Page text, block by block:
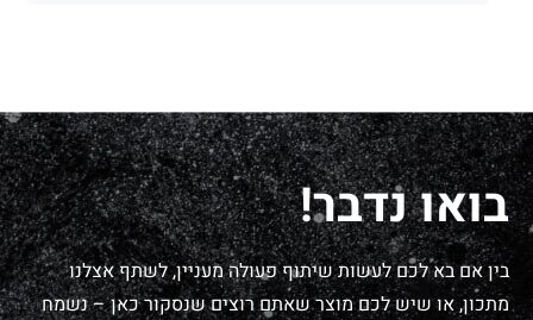
בואו נדבר!
בין אם בא לכם לעשות שיתוף פעולה מעניין, לשתף אצלנו
מתכון, או שיש לכם מוצר שאתם רוצים שנסקור כאן – נשמח